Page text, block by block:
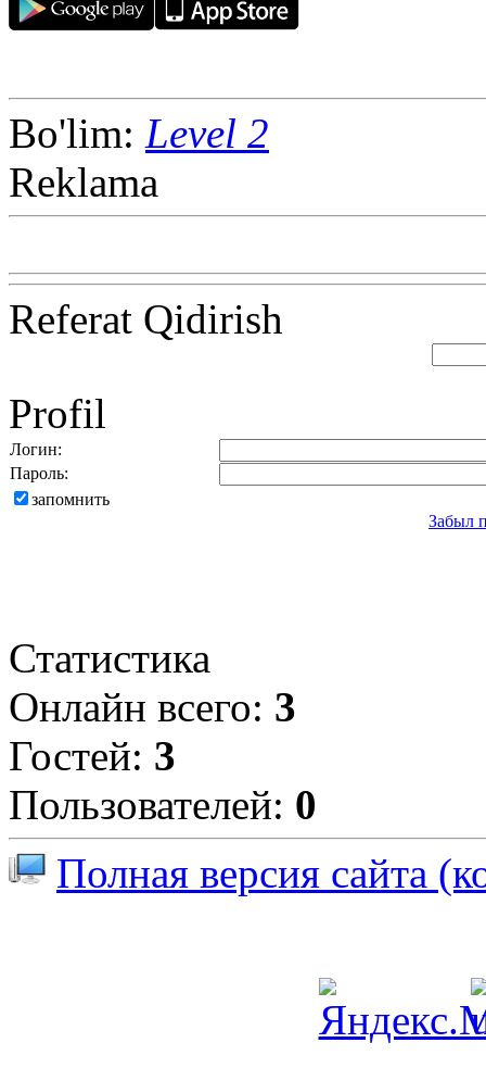
Bo'lim: Level 2
Reklama
Referat Qidirish
Profil
Логин:
Пароль:
запомнить
Забыл
Статистика
Онлайн всего: 3
Гостей: 3
Пользователей: 0
Полная версия сайта